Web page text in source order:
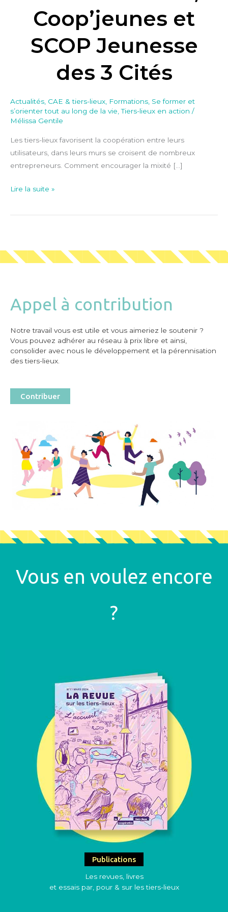
Coop’jeunes et
SCOP Jeunesse
des 3 Cités
Actualités CAE & tiers-lieux Formations Se former et
s’orienter tout au long de la vie ,Tiers-lieux en action /
Mélissa Gentile
Les tiers-lieux favorisent la coopération entre leurs
utilisateurs, dans leurs murs se croisent de nombreux
entrepreneurs. Comment encourager la mixité […]
Lire la suite »
Appel à contribution
Notre travail vous est utile et vous aimeriez le soutenir ?
Vous pouvez adhérer au réseau à prix libre et ainsi,
consolider avec nous le développement et la pérennisation
des tiers-lieux.
Contribuer
Vous en voulez encore
?
Publications
Les revues, livres
et essais par, pour & sur les tiers-lieux